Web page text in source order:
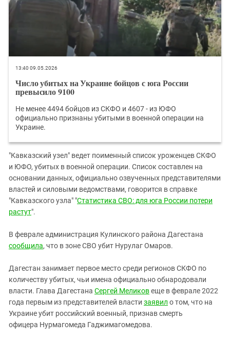
13:40 09.05.2026
Число убитых на Украине бойцов с юга России
превысило 9100
Не менее 4494 бойцов из СКФО и 4607 - из ЮФО
официально признаны убитыми в военной операции на
Украине.
"Кавказский узел" ведет поименный список уроженцев СКФО
и ЮФО, убитых в военной операции. Список составлен на
основании данных, официально озвученных представителями
властей и силовыми ведомствами, говорится в справке
"Кавказского узла" "Статистика СВО: для юга России потери
растут".
В феврале администрация Кулинского района Дагестана
сообщила, что в зоне СВО убит Нурулаг Омаров.
Дагестан занимает первое место среди регионов СКФО по
количеству убитых, чьи имена официально обнародовали
власти. Глава Дагестана Сергей Меликовеще в феврале 2022
года первым из представителей власти заявил о том, что на
Украине убит российский военный, признав смерть
офицера Нурмагомеда Гаджимагомедова.